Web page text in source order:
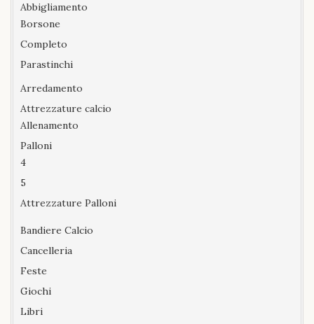
Abbigliamento
Borsone
Completo
Parastinchi
Arredamento
Attrezzature calcio
Allenamento
Palloni
4
5
Attrezzature Palloni
Bandiere Calcio
Cancelleria
Feste
Giochi
Libri